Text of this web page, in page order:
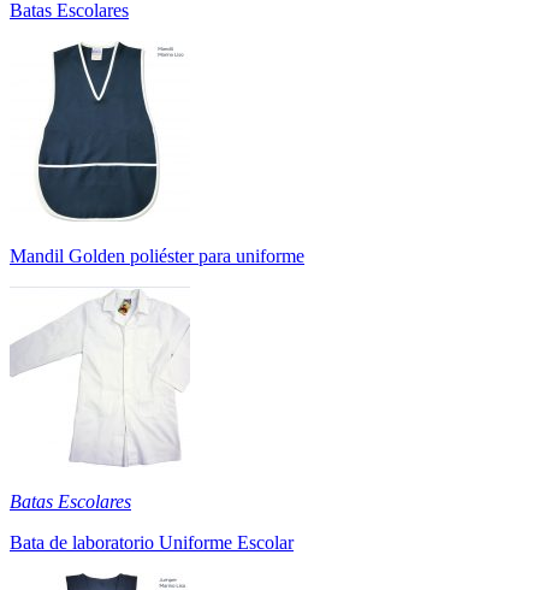
Batas Escolares
Mandil Golden poliéster para uniforme
Batas Escolares
Bata de laboratorio Uniforme Escolar